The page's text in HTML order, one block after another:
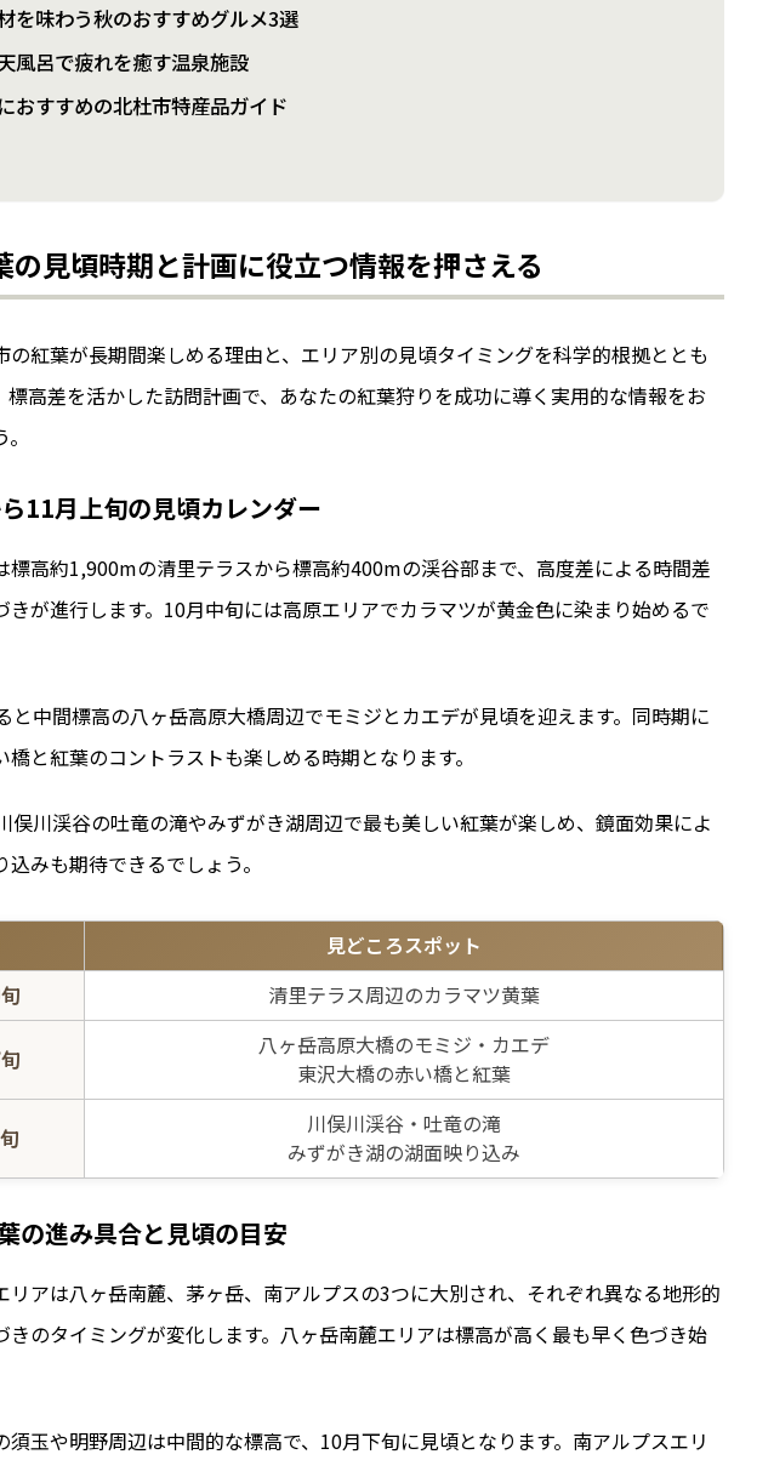
を味わう秋のおすすめグルメ3選
風呂で疲れを癒す温泉施設
おすすめの北杜市特産品ガイド
の見頃時期と計画に役立つ情報を押さえる
の紅葉が長期間楽しめる理由と、エリア別の見頃タイミングを科学的根拠ととも
標高差を活かした訪問計画で、あなたの紅葉狩りを成功に導く実用的な情報をお
11月上旬の見頃カレンダー
標高約1,900mの清里テラスから標高約400mの渓谷部まで、高度差による時間差
きが進行します。10月中旬には高原エリアでカラマツが黄金色に染まり始めるで
と中間標高の八ヶ岳高原大橋周辺でモミジとカエデが見頃を迎えます。同時期に
橋と紅葉のコントラストも楽しめる時期となります。
俣川渓谷の吐竜の滝やみずがき湖周辺で最も美しい紅葉が楽しめ、鏡面効果によ
みも期待できるでしょう。
見どころスポット
清里テラス周辺のカラマツ黄葉
八ヶ岳高原大橋のモミジ・カエデ
東沢大橋の赤い橋と紅葉
川俣川渓谷・吐竜の滝
みずがき湖の湖面映り込み
の進み具合と 見頃の目安
リアは八ヶ岳南麓、茅ヶ岳、南アルプスの3つに大別され、それぞれ異なる地形的
きのタイミングが変化します。八ヶ岳南麓エリアは標高が高く最も早く色づき始
須玉や明野周辺は中間的な標高で、10月下旬に見頃となります。南アルプスエリ